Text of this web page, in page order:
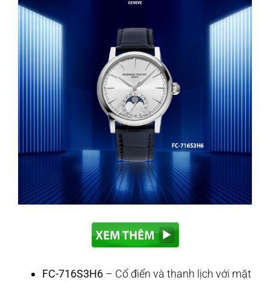
FC-716S3H6 – Cổ điển và thanh lịch với mặt